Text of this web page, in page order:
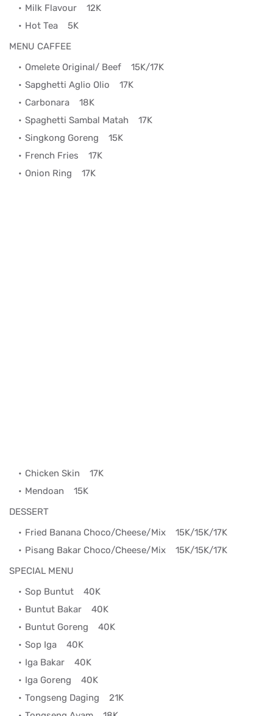
Milk Flavour 12K
Hot Tea 5K
MENU CAFFEE
Omelete Original/ Beef 15K/17K
Sapghetti Aglio Olio 17K
Carbonara 18K
Spaghetti Sambal Matah 17K
Singkong Goreng 15K
French Fries 17K
Onion Ring 17K
Chicken Skin 17K
Mendoan 15K
DESSERT
Fried Banana Choco/Cheese/Mix 15K/15K/17K
Pisang Bakar Choco/Cheese/Mix 15K/15K/17K
SPECIAL MENU
Sop Buntut 40K
Buntut Bakar 40K
Buntut Goreng 40K
Sop Iga 40K
Iga Bakar 40K
Iga Goreng 40K
Tongseng Daging 21K